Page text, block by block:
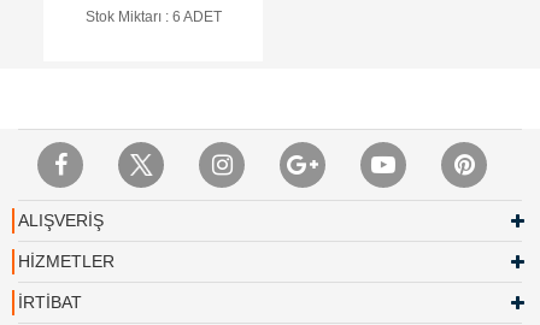
Stok Miktarı : 6 ADET
ALIŞVERİŞ
HİZMETLER
İRTİBAT